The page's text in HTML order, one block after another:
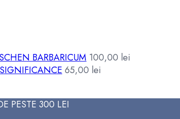
BARBARICUM 100,00 lei
65,00 lei
PESTE 300 LEI